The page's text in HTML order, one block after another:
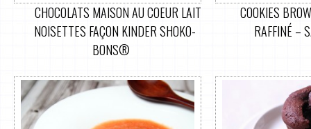
CHOCOLATS MAISON AU COEUR LAIT
NOISETTES FAÇON KINDER SHOKO-
BONS®
COOKIES
RAFFINÉ –